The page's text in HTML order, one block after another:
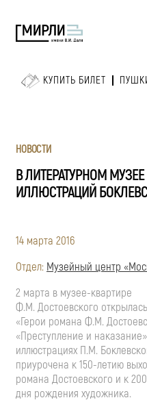
КУПИТЬ БИЛЕТ
НОВОСТИ
В ЛИТЕРАТУРНОМ
ИЛЛЮСТРАЦИЙ
14 марта 2016
Отдел: Музейный центр
2 марта в музее-квартире
Ф.М. Достоевского
«Герои романа Ф.М.
«Преступление и
иллюстрациях П.М.
приурочена к 150-летию
романа Достоевского и к
дня рождения художника.